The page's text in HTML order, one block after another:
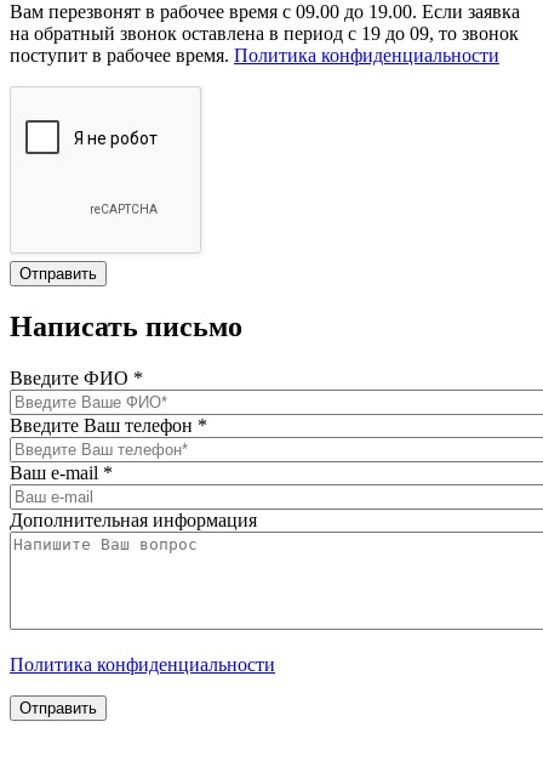
Вам перезвонят в рабочее время с 09.00 до 19.00. Если заявка
на обратный звонок оставлена в период с 19 до 09, то звонок
поступит в рабочее время. Политика конфиденциальности
Написать письмо
Введите ФИО *
Введите Ваш телефон *
Ваш e-mail *
Дополнительная информация
Политика конфиденциальности